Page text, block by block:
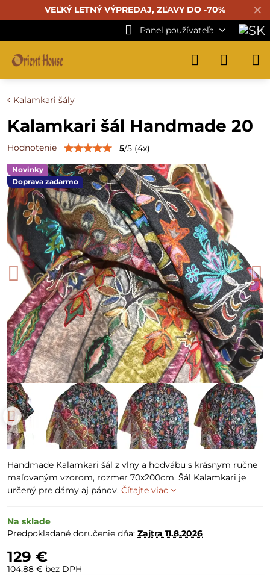
✕
VEĽKÝ LETNÝ VÝPREDAJ, ZĽAVY DO -70%
Panel používateľa
Novinky
Doprava zadarmo
Kalamkari šály
Kalamkari šál Handmade 20
Hodnotenie 5/5 (4x)
Handmade Kalamkari šál z vlny a hodvábu s krásnym ručne
maľovaným vzorom, rozmer 70x200cm. Šál Kalamkari je
určený pre dámy aj pánov. Čítajte viac
Na sklade
Predpokladané doručenie dňa: Zajtra 11.8.2026
129 €
104,88 € bez DPH